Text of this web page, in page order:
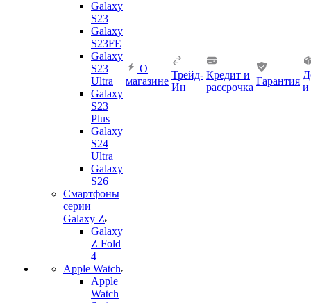
Galaxy
S23
Galaxy
S23FE
Galaxy
S23
Ultra
Galaxy
S23
Plus
Galaxy
S24
Ultra
Galaxy
S26
Смартфоны
серии
Galaxy Z
Galaxy
Z Fold
4
Apple Watch
Apple
Watch
О
магазине
Трейд-
Ин
Кредит и
рассрочка
Гарантия
и